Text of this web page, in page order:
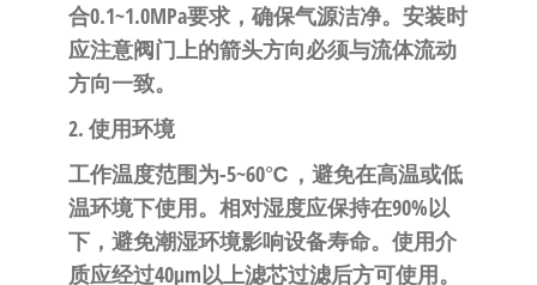
合0.1~1.0MPa要求，确保气源洁净。安装时
应注意阀门上的箭头方向必须与流体流动
方向一致。
2. 使用环境
工作温度范围为-5~60℃，避免在高温或低
温环境下使用。相对湿度应保持在90%以
下，避免潮湿环境影响设备寿命。使用介
质应经过40μm以上滤芯过滤后方可使用。